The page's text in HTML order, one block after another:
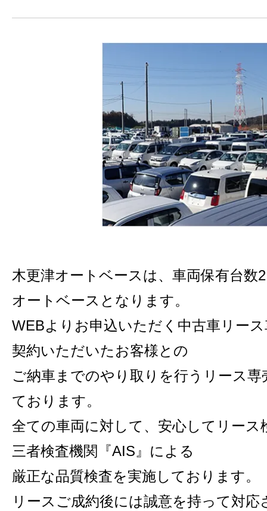
木更津オートベースは、車両保有台数
オートベースとなります。
WEBよりお申込いただく中古車リー
契約いただいたお客様との
ご納車までのやり取りを行うリース
ております。
全ての車両に対して、安心してリー
三者検査機関『AIS』による
厳正な品質検査を実施しております。
リースご成約後には誠意を持って対